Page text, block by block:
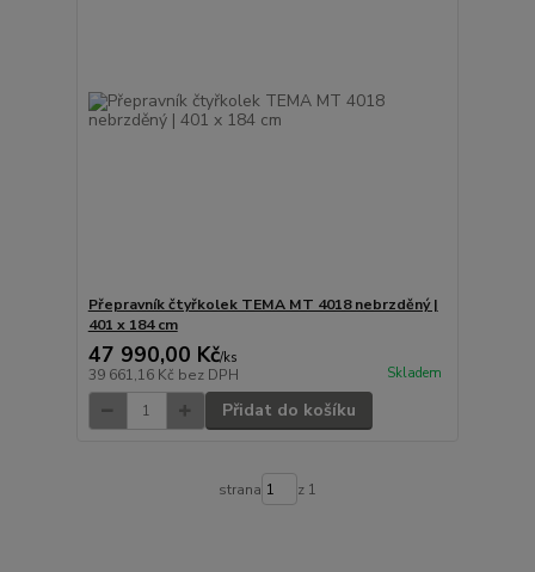
Přepravník čtyřkolek TEMA MT 4018 nebrzděný |
401 x 184 cm
47 990,00 Kč/ks
39 661,16 Kč bez DPH Skladem
Přidat do košíku
strana z 1